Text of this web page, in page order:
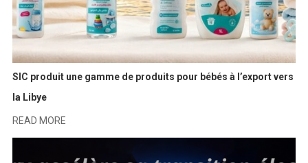
SIC produit une gamme de produits pour bébés à l’export vers
la Libye
READ MORE